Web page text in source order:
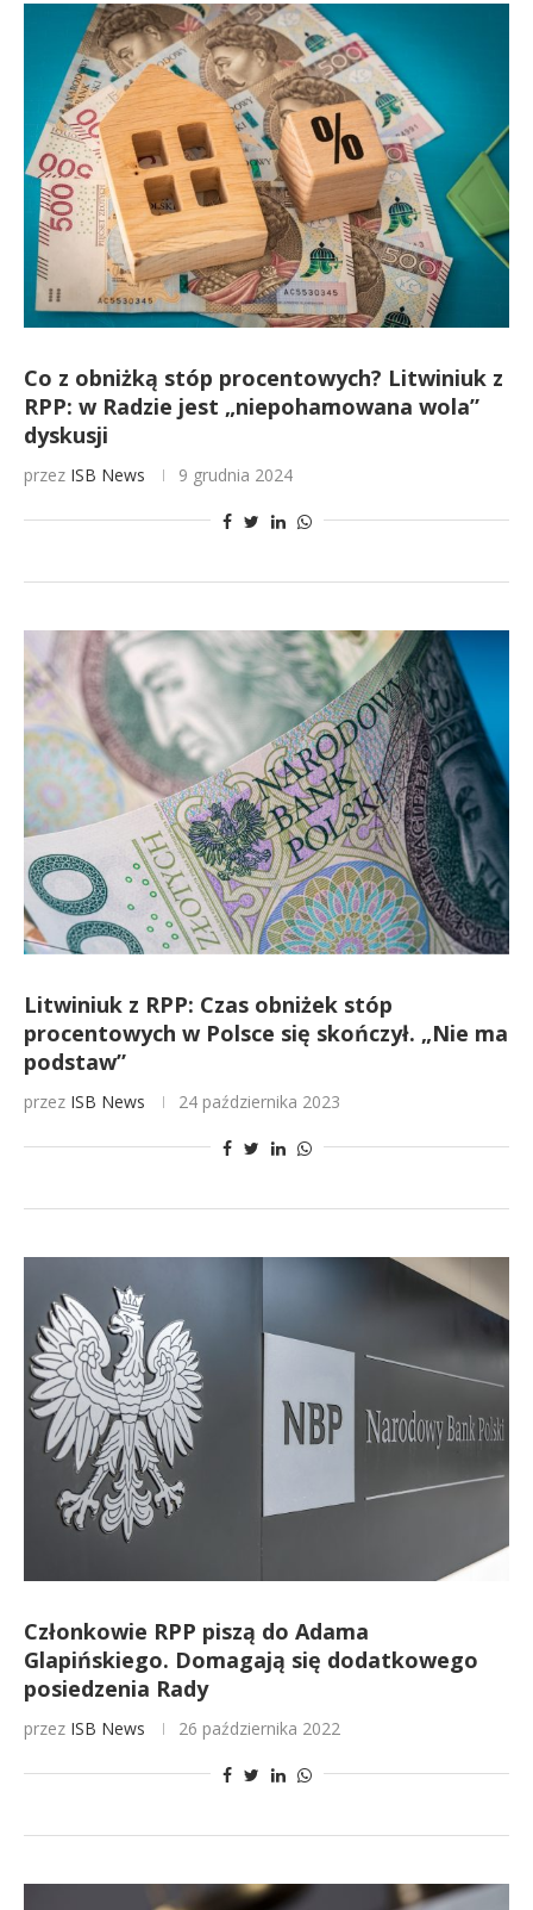
Co z obniżką stóp procentowych? Litwiniuk z
RPP: w Radzie jest „niepohamowana wola”
dyskusji
przez ISB News 9 grudnia 2024
Litwiniuk z RPP: Czas obniżek stóp
procentowych w Polsce się skończył. „Nie ma
podstaw”
przez ISB News 24 października 2023
Członkowie RPP piszą do Adama
Glapińskiego. Domagają się dodatkowego
posiedzenia Rady
przez ISB News 26 października 2022